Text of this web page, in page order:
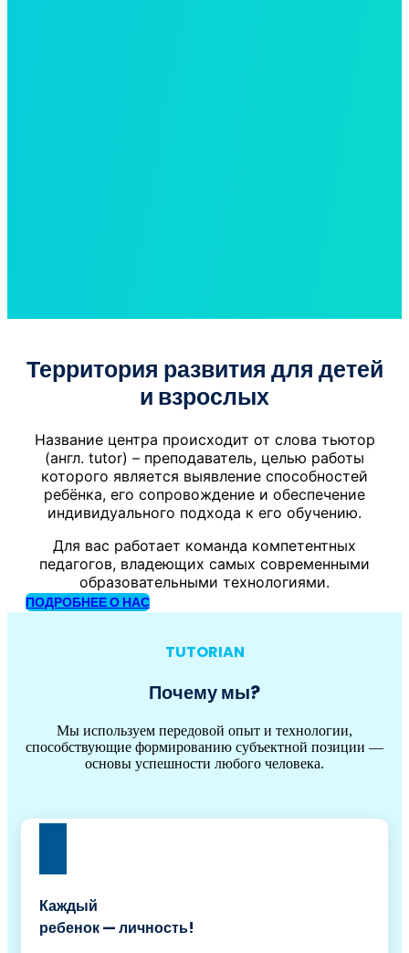
Территория развития для детей
и взрослых
Название центра происходит от слова тьютор
(англ. tutor) – преподаватель, целью работы
которого является выявление способностей
ребёнка, его сопровождение и обеспечение
индивидуального подхода к его обучению.
Для вас работает команда компетентных
педагогов, владеющих самых современными
образовательными технологиями.
ПОДРОБНЕЕ О НАС
TUTORIAN
Почему мы?
Мы используем передовой опыт и технологии,
способствующие формированию субъектной позиции —
основы успешности любого человека.
Каждый
ребенок — личность!